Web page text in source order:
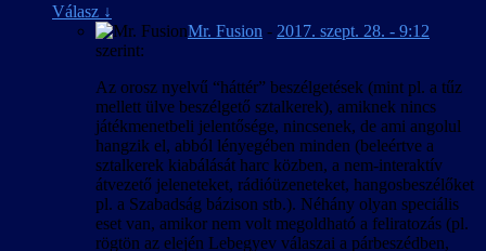
Válasz ↓
Mr. Fusion - 2017. szept. 28. - 9:12
szerint:
Az orosz nyelvű “háttér” beszélgetések (mint pl. a tűz
mellett ülve beszélgető sztalkerek), amiknek nincs
játékmenetbeli jelentősége, nincsenek, de ami angolul
hangzik el, abból lényegében minden (beleértve a
sztalkerek kiabálását harc közben, a nem-interaktív
átvezető jeleneteket, rádióüzeneteket, hangosbeszélőket
pl. a Szabadság bázison stb.). Néhány olyan speciális
eset van, amikor nem volt megoldható a feliratozás (pl.
rögtön az elején Lebegyev válaszai a párbeszédben,